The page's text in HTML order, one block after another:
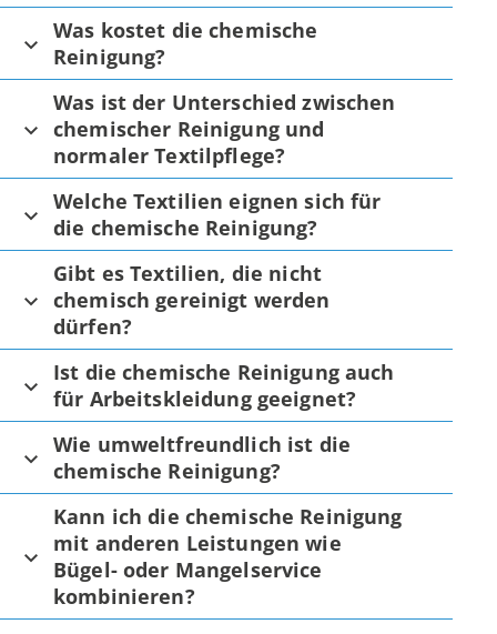
Was kostet die chemische
Reinigung?
Was ist der Unterschied zwischen
chemischer Reinigung und
normaler Textilpflege?
Welche Textilien eignen sich für
die chemische Reinigung?
Gibt es Textilien, die nicht
chemisch gereinigt werden
dürfen?
Ist die chemische Reinigung auch
für Arbeitskleidung geeignet?
Wie umweltfreundlich ist die
chemische Reinigung?
Kann ich die chemische Reinigung
mit anderen Leistungen wie
Bügel- oder Mangelservice
kombinieren?